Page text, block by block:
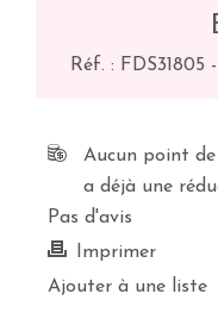
Réf. : FDS31805 -
Aucun point
a déjà une
Pas d'avis
Imprimer
Ajouter à une liste